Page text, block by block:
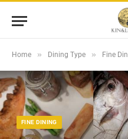
Home » Dining Type » Fine
FINE DINING